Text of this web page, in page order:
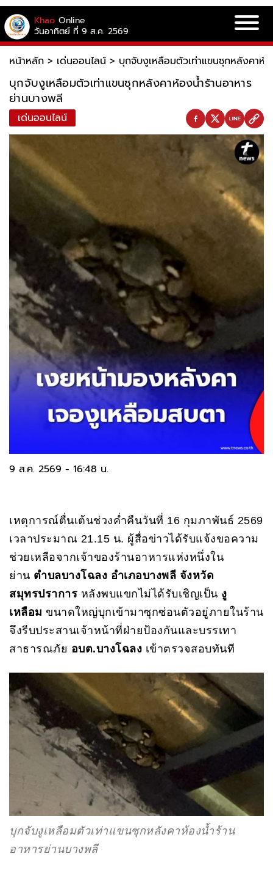
Khao Online
วันอาทิตย์ ที่ 9 ส.ค. 2569
หน้าหลัก > เด่นออนไลน์ > บุกจับงูเหลือมตัวเท่าแขนซุกหลังคาห้
บุกจับงูเหลือมตัวเท่าแขนซุกหลังคาห้องน้ำร้านอาหาร
ย่านบางพลี
เด่นออนไลน์
9 ส.ค. 2569 - 16:48 น.
เหตุการณ์ตื่นเต้นช่วงค่ำคืนวันที่ 16 กุมภาพันธ์ 2569
เวลาประมาณ 21.15 น. ผู้สื่อข่าวได้รับแจ้งขอความ
ช่วยเหลือจากเจ้าของร้านอาหารแห่งหนึ่งใน
ย่าน ตำบลบางโฉลง อำเภอบางพลี จังหวัด
สมุทรปราการ หลังพบแขกไม่ได้รับเชิญเป็น งู
เหลือม ขนาดใหญ่บุกเข้ามาซุกซ่อนตัวอยู่ภายในร้าน
จึงรีบประสานเจ้าหน้าที่ฝ่ายป้องกันและบรรเทา
สาธารณภัย อบต.บางโฉลง เข้าตรวจสอบทันที
บุกจับงูเหลือมตัวเท่าแขนซุกหลังคาห้องน้ำร้าน
อาหารย่านบางพลี